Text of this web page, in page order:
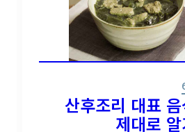
6
산후조리 대표 음
제대로 알